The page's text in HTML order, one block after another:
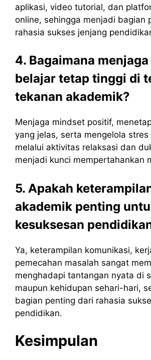
aplikasi, video tutorial, dan
online, sehingga menjadi bagian
rahasia sukses jenjang
4. Bagaimana
belajar tetap tinggi di
tekanan akademik?
Menjaga mindset positif,
yang jelas, serta mengelola
melalui aktivitas relaksasi dan
menjadi kunci mempertahankan
5. Apakah
akademik penting
kesuksesan
Ya, keterampilan komunikasi,
pemecahan masalah sangat
menghadapi tantangan nyata di
maupun kehidupan sehari-hari,
bagian penting dari rahasia
pendidikan.
Kesimpulan